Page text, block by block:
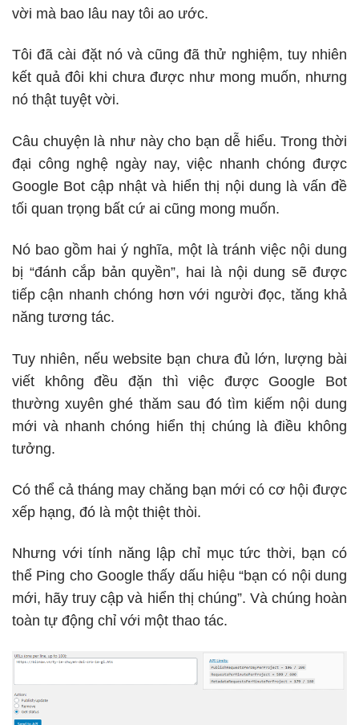
vời mà bao lâu nay tôi ao ước.
Tôi đã cài đặt nó và cũng đã thử nghiệm, tuy nhiên
kết quả đôi khi chưa được như mong muốn, nhưng
nó thật tuyệt vời.
Câu chuyện là như này cho bạn dễ hiểu. Trong thời
đại công nghệ ngày nay, việc nhanh chóng được
Google Bot cập nhật và hiển thị nội dung là vấn đề
tối quan trọng bất cứ ai cũng mong muốn.
Nó bao gồm hai ý nghĩa, một là tránh việc nội dung
bị “đánh cắp bản quyền”, hai là nội dung sẽ được
tiếp cận nhanh chóng hơn với người đọc, tăng khả
năng tương tác.
Tuy nhiên, nếu website bạn chưa đủ lớn, lượng bài
viết không đều đặn thì việc được Google Bot
thường xuyên ghé thăm sau đó tìm kiếm nội dung
mới và nhanh chóng hiển thị chúng là điều không
tưởng.
Có thể cả tháng may chăng bạn mới có cơ hội được
xếp hạng, đó là một thiệt thòi.
Nhưng với tính năng lập chỉ mục tức thời, bạn có
thể Ping cho Google thấy dấu hiệu “bạn có nội dung
mới, hãy truy cập và hiển thị chúng”. Và chúng hoàn
toàn tự động chỉ với một thao tác.